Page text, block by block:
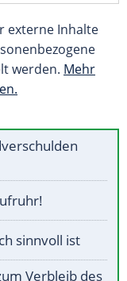
externe Inhalte
werden. Mehr
sinnvoll ist
Verbleib des